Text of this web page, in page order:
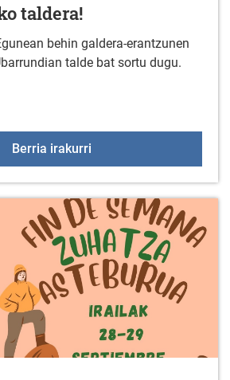
taldera!
behin galdera-erantzunen
talde bat sortu dugu.
Berria irakurri